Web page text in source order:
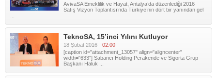
AvivaSA Emeklilik ve Hayat, Antalya’da düzenlediği 2016
Satış Vizyon Toplantısı’nda Türkiye’nin dört bir yanından gel
TeknoSA, 15’inci Yılını Kutluyor
18 Şubat 2016 - 02:00
[caption id="attachment_13057" align="aligncenter"
width="633"] Sabancı Holding Perakende ve Sigorta Grup
Başkanı Haluk ...